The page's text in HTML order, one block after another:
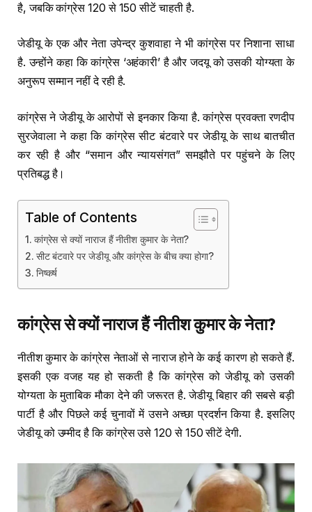
है, जबकि कांग्रेस 120 से 150 सीटें चाहती है.
जेडीयू के एक और नेता उपेन्द्र कुशवाहा ने भी कांग्रेस पर निशाना साधा
है. उन्होंने कहा कि कांग्रेस ‘अहंकारी’ है और जदयू को उसकी योग्यता के
अनुरूप सम्मान नहीं दे रही है.
कांग्रेस ने जेडीयू के आरोपों से इनकार किया है. कांग्रेस प्रवक्ता रणदीप
सुरजेवाला ने कहा कि कांग्रेस सीट बंटवारे पर जेडीयू के साथ बातचीत
कर रही है और “समान और न्यायसंगत” समझौते पर पहुंचने के लिए
प्रतिबद्ध है।
Table of Contents
कांग्रेस से क्यों नाराज हैं नीतीश कुमार के नेता?
सीट बंटवारे पर जेडीयू और कांग्रेस के बीच क्या होगा?
निष्कर्ष
कांग्रेस से क्यों नाराज हैं नीतीश कुमार के नेता?
नीतीश कुमार के कांग्रेस नेताओं से नाराज होने के कई कारण हो सकते हैं.
इसकी एक वजह यह हो सकती है कि कांग्रेस को जेडीयू को उसकी
योग्यता के मुताबिक मौका देने की जरूरत है. जेडीयू बिहार की सबसे बड़ी
पार्टी है और पिछले कई चुनावों में उसने अच्छा प्रदर्शन किया है. इसलिए
जेडीयू को उम्मीद है कि कांग्रेस उसे 120 से 150 सीटें देगी.